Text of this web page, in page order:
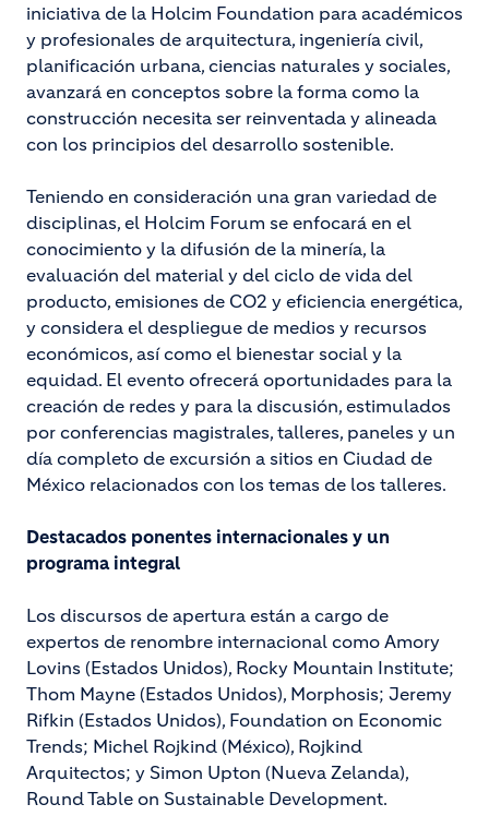
iniciativa de la Holcim Foundation para académicos
y profesionales de arquitectura, ingeniería civil,
planificación urbana, ciencias naturales y sociales,
avanzará en conceptos sobre la forma como la
construcción necesita ser reinventada y alineada
con los principios del desarrollo sostenible.
Teniendo en consideración una gran variedad de
disciplinas, el Holcim Forum se enfocará en el
conocimiento y la difusión de la minería, la
evaluación del material y del ciclo de vida del
producto, emisiones de CO2 y eficiencia energética,
y considera el despliegue de medios y recursos
económicos, así como el bienestar social y la
equidad. El evento ofrecerá oportunidades para la
creación de redes y para la discusión, estimulados
por conferencias magistrales, talleres, paneles y un
día completo de excursión a sitios en Ciudad de
México relacionados con los temas de los talleres.
Destacados ponentes internacionales y un
programa integral
Los discursos de apertura están a cargo de
expertos de renombre internacional como Amory
Lovins (Estados Unidos), Rocky Mountain Institute;
Thom Mayne (Estados Unidos), Morphosis; Jeremy
Rifkin (Estados Unidos), Foundation on Economic
Trends; Michel Rojkind (México), Rojkind
Arquitectos; y Simon Upton (Nueva Zelanda),
Round Table on Sustainable Development.